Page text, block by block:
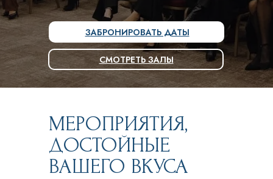
ЗАБРОНИРОВАТЬ ДАТЫ
СМОТРЕТЬ ЗАЛЫ
МЕРОПРИЯТИЯ,
ДОСТОЙНЫЕ
ВАШЕГО ВКУСА